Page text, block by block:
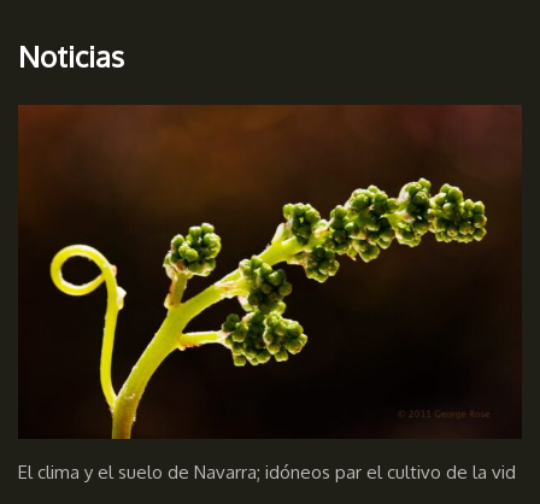
Noticias
El clima y el suelo de Navarra; idóneos par el cultivo de la vid